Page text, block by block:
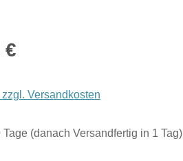
€
Versandkosten
Tage (danach Versandfertig in 1 Tag)